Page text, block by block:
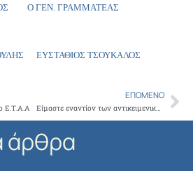
Ο ΓΕΝ. ΓΡΑΜΜΑΤΕΑΣ
ΕΥΣΤΑΘΙΟΣ ΤΣΟΥΚΑΛΟΣ
Ε.Τ.Α.Α
ΕΠΌΜΕΝΟ
Είμαστε εναντίον των αντικειμενικών κριτηρίων, τασσόμαστε υπέρ του ελέγχου και της φορολόγησης κάθε γιατρού βάσει του εισοδήματος του
άρθρα